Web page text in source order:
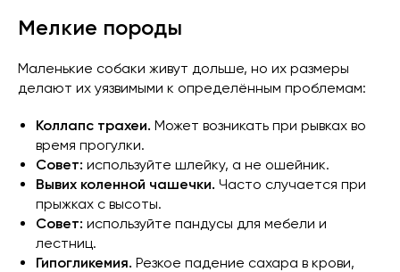
Мелкие породы
Маленькие собаки живут дольше, но их размеры
делают их уязвимыми к определённым проблемам:
Коллапс трахеи. Может возникать при рывках во
время прогулки.
Совет: используйте шлейку, а не ошейник.
Вывих коленной чашечки. Часто случается при
прыжках с высоты.
Совет: используйте пандусы для мебели и
лестниц.
Гипогликемия. Резкое падение сахара в крови,